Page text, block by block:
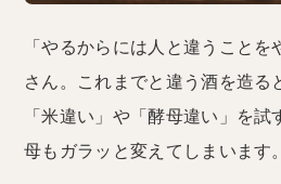
「やるからには人と違うこと
さん。これまでと違う酒を造る
「米違い」や「酵母違い」を
母もガラッと変えてしまいます。